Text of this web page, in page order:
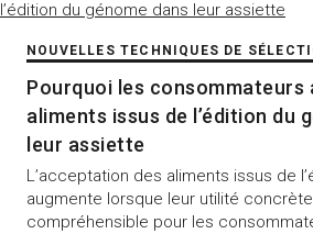
NOUVELLES TECHNIQUES DE
Pourquoi les consommateurs
aliments issus de l’édition du
leur assiette
L’acceptation des aliments issus de
augmente lorsque leur utilité
compréhensible pour les